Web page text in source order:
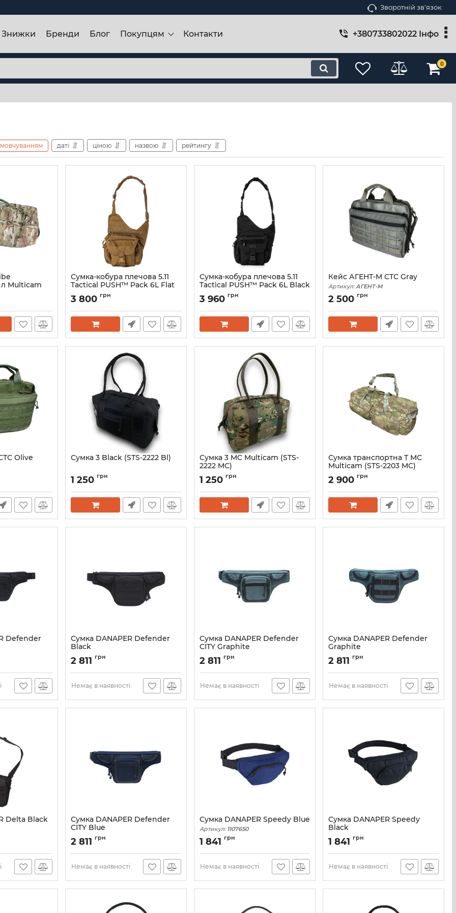
Зворотній зв'язок
Знижки Бренди Блог Покупцям Контакти +380733802022 Інфо
0
даті ціною назвою рейтингу
Multicam
Сумка-кобура плечова 5.11
Tactical PUSH™ Pack 6L Flat
Dark Earth
Артикул:
3 800 грн
Сумка-кобура плечова 5.11
Tactical PUSH™ Pack 6L Black
Артикул: 56037-019
3 960 грн
Кейс АГЕНТ-М СТС Gray
Артикул: АГЕНТ-М
2 500 грн
Olive Сумка 3 Black (STS-2222 Bl)
1 250 грн
Сумка 3 MC Multicam (STS-
2222 MC)
1 250 грн
Сумка транспортна T МС
Multicam (STS-2203 MC)
2 900 грн
Defender
Сумка DANAPER Defender
Black
Артикул: 1115099
2 811 грн
Немає в наявності
Сумка DANAPER Defender
CITY Graphite
Артикул: 1135766
2 811 грн
Немає в наявності
Сумка DANAPER Defender
Graphite
Артикул: 1104766
2 811 грн
Немає в наявності
Delta Black
Сумка DANAPER Defender
CITY Blue
Артикул: 1135650
2 811 грн
Немає в наявності
Сумка DANAPER Speedy Blue
Артикул: 1107650
1 841 грн
Немає в наявності
Сумка DANAPER Speedy
Black
Артикул: 1107099
1 841 грн
Немає в наявності